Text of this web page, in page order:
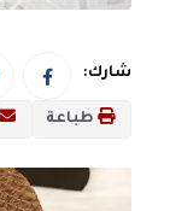
شارك:
طباعة